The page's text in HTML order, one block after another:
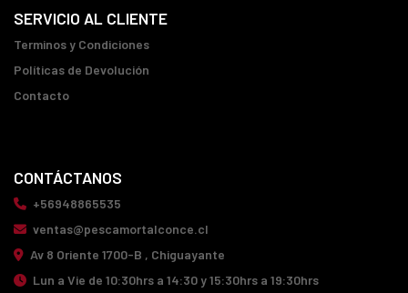
SERVICIO AL CLIENTE
Terminos y Condiciones
Políticas de Devolución
Contacto
CONTÁCTANOS
+56948865535
ventas@pescamortalconce.cl
Av 8 Oriente 1700-B , Chiguayante
Lun a Vie de 10:30hrs a 14:30 y 15:30hrs a 19:30hrs